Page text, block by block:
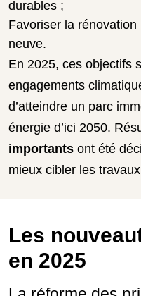
durables ;
Favoriser la
neuve.
En 2025, ces objectifs
engagements
d’atteindre un parc
énergie d’ici 2050.
importants ont été
mieux cibler les
Les
en 2025